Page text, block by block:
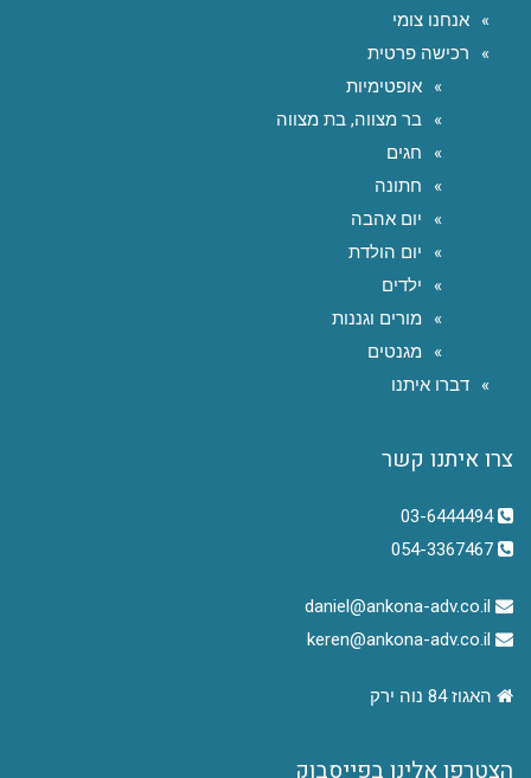
אנחנו צומי
רכישה פרטית
אופטימיות
בר מצווה, בת מצווה
חגים
חתונה
יום אהבה
יום הולדת
ילדים
מורים וגננות
מגנטים
דברו איתנו
צרו איתנו קשר
03-6444494
daniel@ankona-adv.co.il
keren@ankona-adv.co.il
האגוז 84 נוה ירק
הצטרפו אלינו בפייסבוק